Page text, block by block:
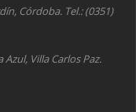
Córdoba. Tel.: (0351)
Azul, Villa Carlos Paz.